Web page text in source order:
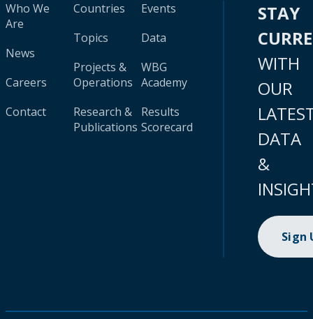
Who We
Are
News
Careers
Contact
Countries
Topics
Projects &
Operations
Research &
Publications
Events
Data
WBG
Academy
Results
Scorecard
STAY
WITH
OUR
DATA
&
Sign